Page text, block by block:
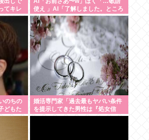
てキレ
合って
いの
使え 」AI「了解しました。ところ
でお前はどう思いますか？」 これ
のちの
どもた
くため
婚活専門家「過去最もヤバい条件
を提示してきた男性は『処女信
仰』」ケンモメン…